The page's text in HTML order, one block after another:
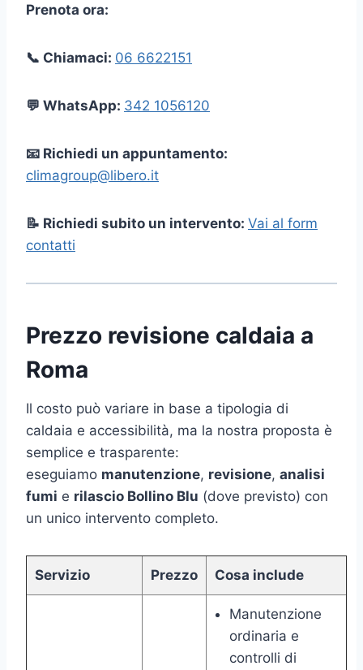
Prenota ora:
📞 Chiamaci: 06 6622151
💬 WhatsApp: 342 1056120
📧 Richiedi un appuntamento:
climagroup@libero.it
📝 Richiedi subito un intervento: Vai al form
contatti
Prezzo revisione caldaia a
Roma
Il costo può variare in base a tipologia di
caldaia e accessibilità, ma la nostra proposta è
semplice e trasparente:
eseguiamo manutenzione, revisione, analisi
fumi e rilascio Bollino Blu (dove previsto) con
un unico intervento completo.
Servizio Prezzo Cosa include
Manutenzione
ordinaria e
controlli di